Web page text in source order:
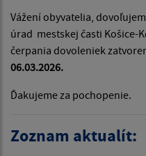
Vážení obyvatelia,
úrad mestskej časti Košice-
čerpania dovoleniek
06.03.2026.
Ďakujeme za pochopenie.
Zoznam aktualít: